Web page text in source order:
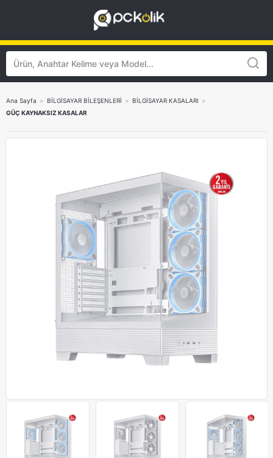
Ana Sayfa > BİLGİSAYAR BİLEŞENLERİ > BİLGİSAYAR KASALARI >
GÜÇ KAYNAKSIZ KASALAR